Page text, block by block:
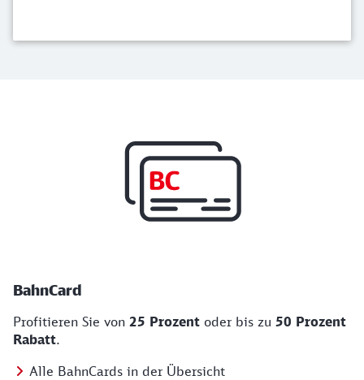
BahnCard
Profitieren Sie von 25 Prozent oder bis zu 50 Prozent
Rabatt.
Alle BahnCards in der Übersicht